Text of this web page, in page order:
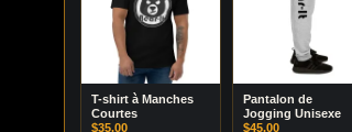
T-shirt à Manches
Courtes
$35.00
Pantalon de
Jogging Unisexe
$45.00